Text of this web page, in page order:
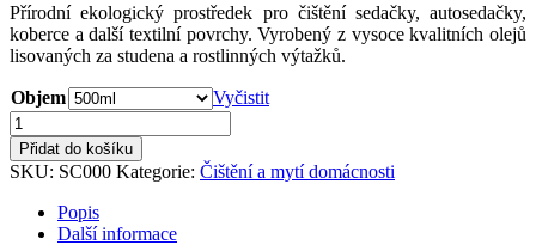
169,90 Kč
až
719,90 Kč
Přírodní ekologický prostředek pro čištění sedačky, autosedačky,
koberce a další textilní povrchy. Vyrobený z vysoce kvalitních olejů
lisovaných za studena a rostlinných výtažků.
Objem
Vyčistit
Isokor
Sofa
Cleaner
-
Prostředek
Přidat do košíku
SKU: SC000 Kategorie: Čištění a mytí domácnosti
Popis
Další informace